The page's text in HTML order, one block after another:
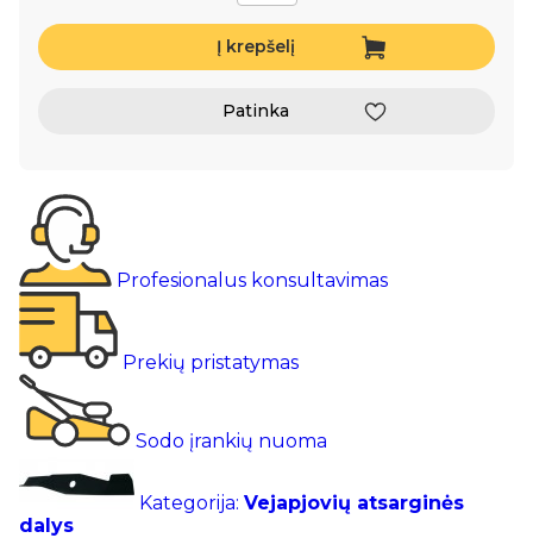
Į krepšelį
Patinka
Profesionalus konsultavimas
Prekių pristatymas
Sodo įrankių nuoma
Kategorija: Vejapjovių atsarginės
dalys